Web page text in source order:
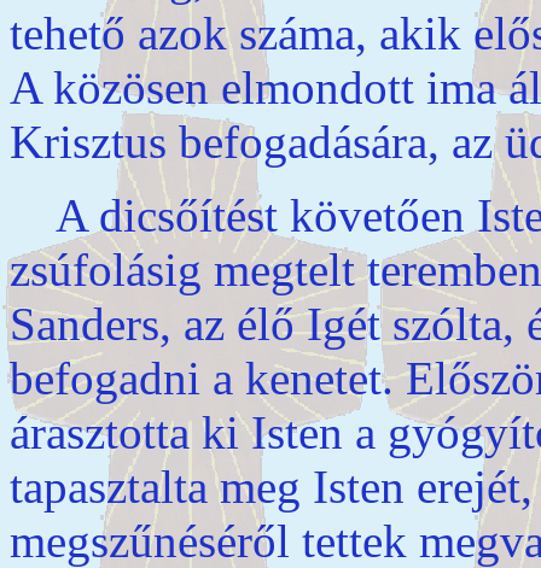
tehető azok száma, akik
A közösen elmondott ima
Krisztus befogadására, az
A dicsőítést követően
zsúfolásig megtelt
Sanders, az élő Igét
befogadni a kenetet.
árasztotta ki Isten a
tapasztalta meg Isten
megszűnéséről tettek